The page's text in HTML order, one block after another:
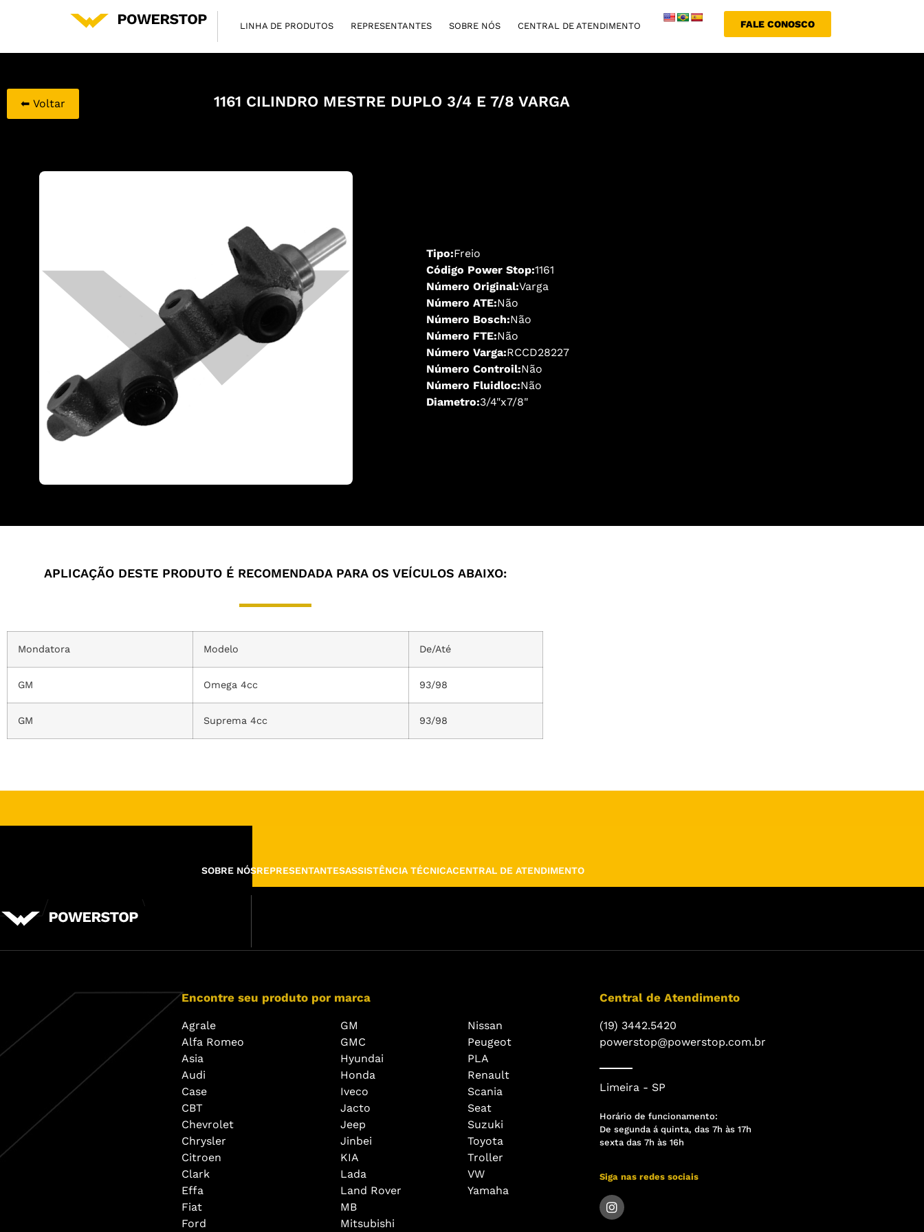
LINHA DE PRODUTOS REPRESENTANTES SOBRE NÓS CENTRAL DE ATENDIMENTO FALE CONOSCO
1161 CILINDRO MESTRE DUPLO 3/4 E 7/8 VARGA
⬅ Voltar
Tipo:Freio
Código Power Stop:1161
Número Original:Varga
Número ATE:Não
Número Bosch:Não
Número FTE:Não
Número Varga:RCCD28227
Número Controil:Não
Número Fluidloc:Não
Diametro:3/4"x7/8"
APLICAÇÃO DESTE PRODUTO É RECOMENDADA PARA OS VEÍCULOS ABAIXO:
Mondatora Modelo De/Até
GM Omega 4cc 93/98
GM Suprema 4cc 93/98
SOBRE NÓSREPRESENTANTESASSISTÊNCIA TÉCNICACENTRAL DE ATENDIMENTO
Encontre seu produto por marca
Agrale
Alfa Romeo
Asia
Audi
Case
CBT
Chevrolet
Chrysler
Citroen
Clark
Effa
Fiat
Ford
GM
GMC
Hyundai
Honda
Iveco
Jacto
Jeep
Jinbei
KIA
Lada
Land Rover
MB
Mitsubishi
Nissan
Peugeot
PLA
Renault
Scania
Seat
Suzuki
Toyota
Troller
VW
Yamaha
Central de Atendimento
(19) 3442.5420
powerstop@powerstop.com.br
Limeira - SP
Horário de funcionamento:
De segunda á quinta, das 7h às 17h
sexta das 7h às 16h
Siga nas redes sociais